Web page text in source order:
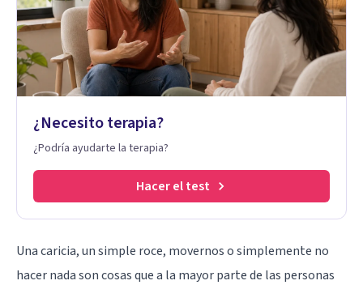
¿Necesito terapia?
¿Podría ayudarte la terapia?
Hacer el test
Una caricia, un simple roce, movernos o simplemente no
hacer nada son cosas que a la mayor parte de las personas